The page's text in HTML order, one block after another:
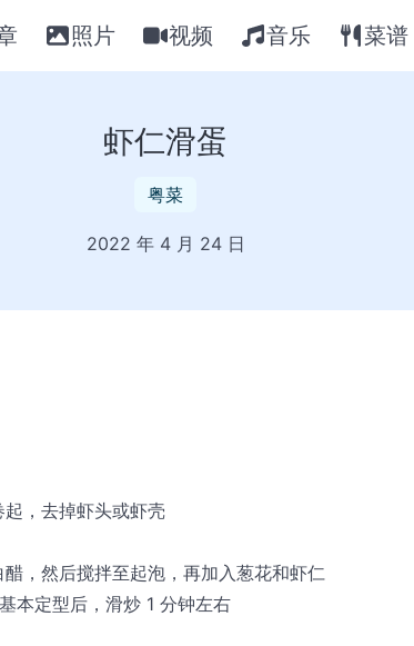
照片 视频 音乐 菜谱
虾仁滑蛋
粤菜
2022 年 4 月 24 日
，去掉虾头或虾壳
，然后搅拌至起泡，再加入葱花和虾仁
本定型后，滑炒 1 分钟左右